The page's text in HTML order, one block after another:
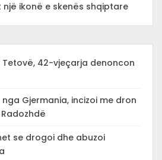
ikonë e skenës shqiptare
42-vjeçarja denoncon
Gjermania, incizoi me dron
se drogoi dhe abuzoi